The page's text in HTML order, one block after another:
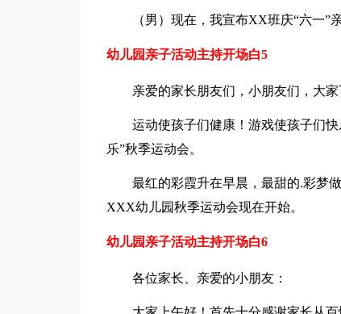
（男）现在，我宣布XX班庆“六一”
幼儿园亲子活动主持开场白5
亲爱的家长朋友们，小朋友们，大家
运动使孩子们健康！游戏使孩子们
乐”秋季运动会。
最红的彩霞升在早晨，最甜的.彩梦
XXX幼儿园秋季运动会现在开始。
幼儿园亲子活动主持开场白6
各位家长、亲爱的小朋友：